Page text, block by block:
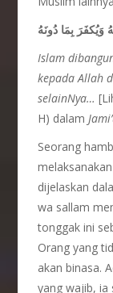
Islam
kepada Allah
selainNya…
H) dalam
Seorang
dijelaskan
wa sallam
tonggak ini
Orang yang
akan binasa.
yang wajib, ia